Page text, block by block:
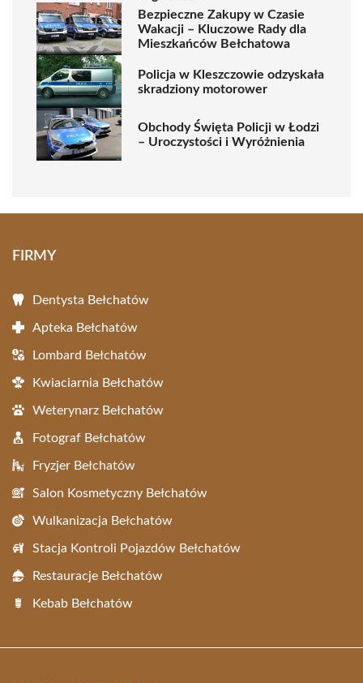
Bezpieczne Zakupy w Czasie
Wakacji – Kluczowe Rady dla
Mieszkańców Bełchatowa
Policja w Kleszczowie odzyskała
skradziony motorower
Obchody Święta Policji w Łodzi
– Uroczystości i Wyróżnienia
FIRMY
Dentysta Bełchatów
Apteka Bełchatów
Lombard Bełchatów
Kwiaciarnia Bełchatów
Weterynarz Bełchatów
Fotograf Bełchatów
Fryzjer Bełchatów
Salon Kosmetyczny Bełchatów
Wulkanizacja Bełchatów
Stacja Kontroli Pojazdów Bełchatów
Restauracje Bełchatów
Kebab Bełchatów